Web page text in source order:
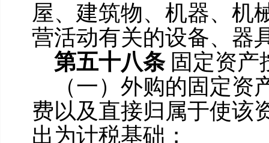
屋、建筑物、机器、机
营活动有关的设备、器
第五十八条 固定资产
（一）外购的固定
费以及直接归属于使该
出为计税基础；